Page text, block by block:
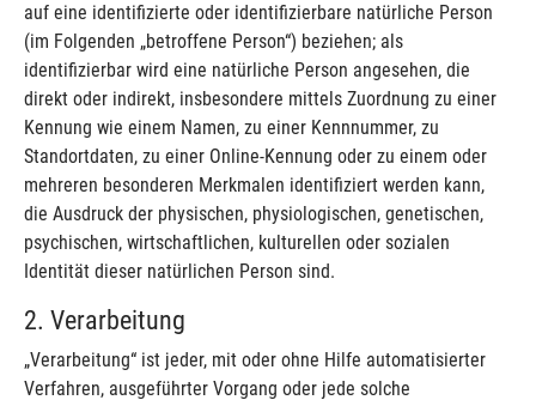
auf eine identifizierte oder identifizierbare natürliche Person
(im Folgenden „betroffene Person“) beziehen; als
identifizierbar wird eine natürliche Person angesehen, die
direkt oder indirekt, insbesondere mittels Zuordnung zu einer
Kennung wie einem Namen, zu einer Kennnummer, zu
Standortdaten, zu einer Online-Kennung oder zu einem oder
mehreren besonderen Merkmalen identifiziert werden kann,
die Ausdruck der physischen, physiologischen, genetischen,
psychischen, wirtschaftlichen, kulturellen oder sozialen
Identität dieser natürlichen Person sind.
2. Verarbeitung
„Verarbeitung“ ist jeder, mit oder ohne Hilfe automatisierter
Verfahren, ausgeführter Vorgang oder jede solche